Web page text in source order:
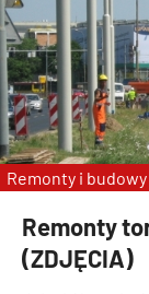
Remonty
(ZDJĘCIA)
Remonty i